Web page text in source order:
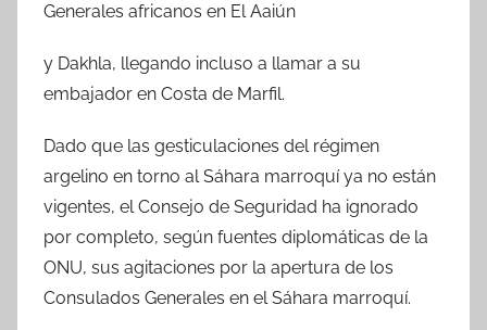
Generales africanos en El Aaiún
y Dakhla, llegando incluso a llamar a su
embajador en Costa de Marfil.
Dado que las gesticulaciones del régimen
argelino en torno al Sáhara marroquí ya no están
vigentes, el Consejo de Seguridad ha ignorado
por completo, según fuentes diplomáticas de la
ONU, sus agitaciones por la apertura de los
Consulados Generales en el Sáhara marroquí.